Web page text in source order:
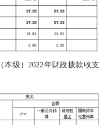
本级）2022年财政拨款收支